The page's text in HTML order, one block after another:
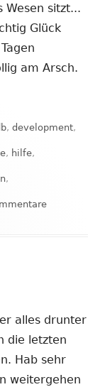
Wesen sitzt...
Glück
am Arsch.
, development,
, hilfe,
,
zu Last Try!!!
alles drunter
die letzten
Hab sehr
weitergehen